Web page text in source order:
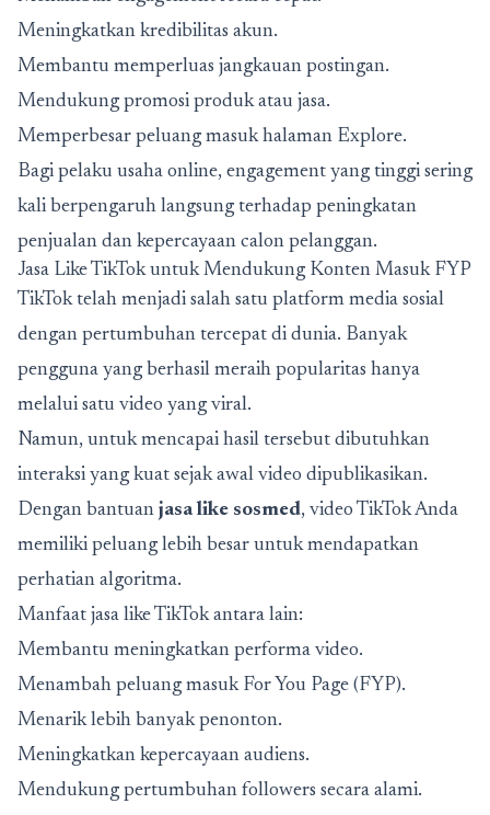
Meningkatkan kredibilitas akun.
Membantu memperluas jangkauan postingan.
Mendukung promosi produk atau jasa.
Memperbesar peluang masuk halaman Explore.
Bagi pelaku usaha online, engagement yang tinggi sering
kali berpengaruh langsung terhadap peningkatan
penjualan dan kepercayaan calon pelanggan.
Jasa Like TikTok untuk Mendukung Konten Masuk FYP
TikTok telah menjadi salah satu platform media sosial
dengan pertumbuhan tercepat di dunia. Banyak
pengguna yang berhasil meraih popularitas hanya
melalui satu video yang viral.
Namun, untuk mencapai hasil tersebut dibutuhkan
interaksi yang kuat sejak awal video dipublikasikan.
Dengan bantuan jasa like sosmed, video TikTok Anda
memiliki peluang lebih besar untuk mendapatkan
perhatian algoritma.
Manfaat jasa like TikTok antara lain:
Membantu meningkatkan performa video.
Menambah peluang masuk For You Page (FYP).
Menarik lebih banyak penonton.
Meningkatkan kepercayaan audiens.
Mendukung pertumbuhan followers secara alami.